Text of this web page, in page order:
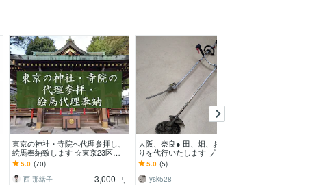
東京の神社・寺院へ代理参拝し、
絵馬奉納致します ☆東京23区内
であれば、どの神社・寺院でも対
応致します☆
5.0 (70)
西 那緒子
3,000 円
大阪、奈良● 田、畑、お庭の草刈
りを代行いたします プロと変わ
らぬ技術力でスピーディーかつ丁
寧な作業を実施します
5.0 (5)
ysk528